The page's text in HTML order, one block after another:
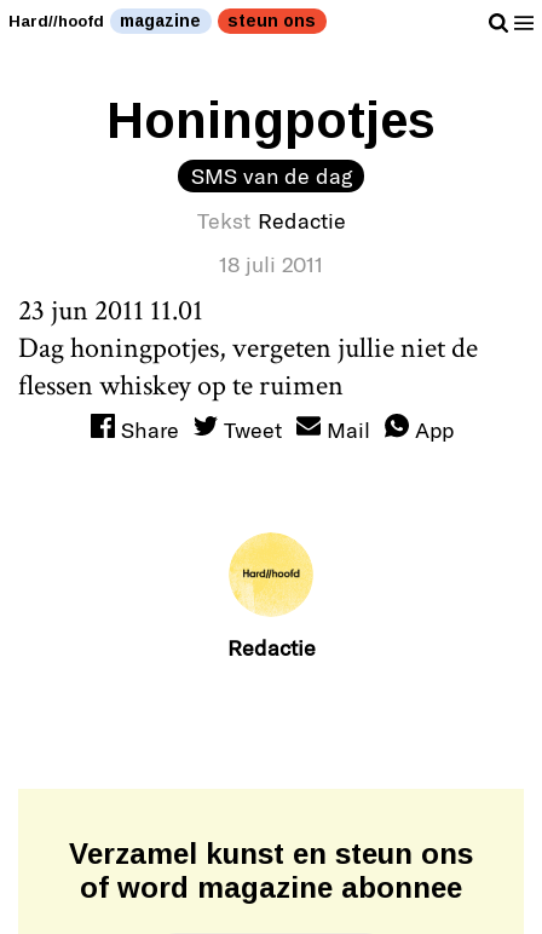
Hard//hoofd magazine steun ons
Honingpotjes
SMS van de dag
Tekst Redactie
18 juli 2011
23 jun 2011 11.01
Dag honingpotjes, vergeten jullie niet de
flessen whiskey op te ruimen
Share Tweet Mail App
Redactie
Verzamel kunst en steun ons
of word magazine abonnee